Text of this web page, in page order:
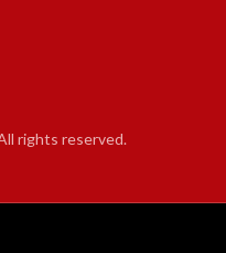
rights reserved.